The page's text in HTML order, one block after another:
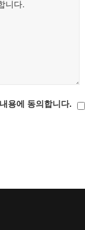
용에 동의합니다.